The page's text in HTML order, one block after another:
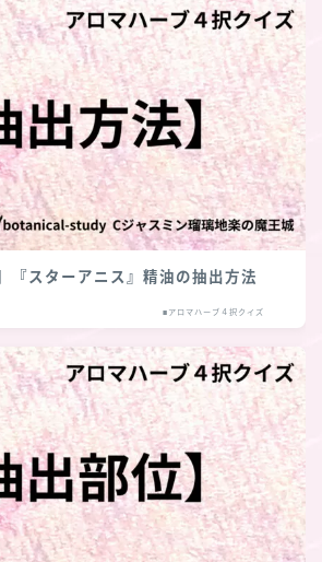
『スターアニス』精油の抽出方法
■アロマハーブ４択クイズ